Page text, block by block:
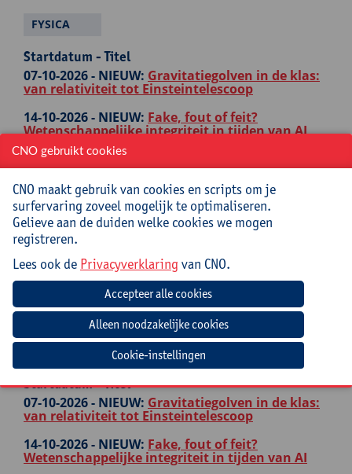
FYSICA
Startdatum - Titel
07-10-2026 - NIEUW: Gravitatiegolven in de klas:
van relativiteit tot Einsteintelescoop
14-10-2026 - NIEUW: Fake, fout of feit?
Wetenschappelijke integriteit in tijden van AI
10-11-2026 -Daag je leerlingen uit met een
ruimtevaartmissie: CanSat, ASGARD, Astro Pi en
Climate Detectives
13-11-2026 -NIEUW:Artificiële intelligentie in
wiskunde en wetenschappen
24-02-2027 -
Moderne fysica: de kernconcepten
van relativiteitstheorie
Moderne fysica: kernconcepten van
kwantummechanica
NATUURWETENSCHAPPEN
Startdatum - Titel
07-10-2026 - NIEUW: Gravitatiegolven in de klas:
van relativiteit tot Einsteintelescoop
14-10-2026 - NIEUW: Fake, fout of feit?
Wetenschappelijke integriteit in tijden van AI
CNO gebruikt cookies
CNO maakt gebruik van cookies en scripts om je
surfervaring zoveel mogelijk te optimaliseren.
Gelieve aan de duiden welke cookies we mogen
registreren.
Lees ook de Privacyverklaring van CNO.
Cookie-instellingen